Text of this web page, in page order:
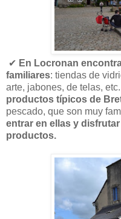
✔ En Locronan
familiares: tiendas de
arte, jabones, de telas,
productos típicos de
pescado, que son muy
entrar en ellas y
productos.